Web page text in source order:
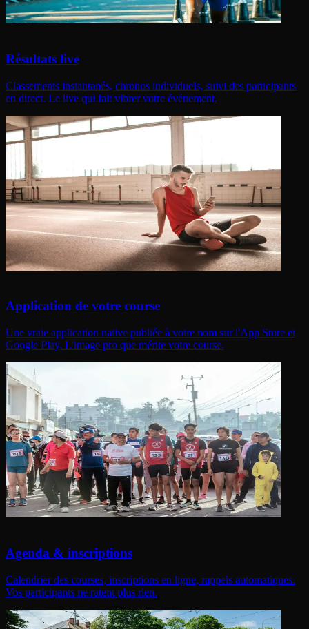
Résultats live
Classements instantanés, chronos individuels, suivi des participants
en direct. Le live qui fait vibrer votre événement.
Application de votre course
Une vraie application native publiée à votre nom sur l'App Store et
Google Play. L'image pro que mérite votre course.
Agenda & inscriptions
Calendrier des courses, inscriptions en ligne, rappels automatiques.
Vos participants ne ratent plus rien.